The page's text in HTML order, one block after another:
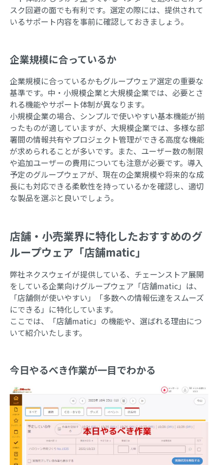
スク回避の面でも有利です。選定の際には、提供されて
いるサポート内容を事前に確認しておきましょう。
企業規模に合っているか
企業規模に合っているかもグループウェア選定の重要な
基準です。中・小規模企業と大規模企業では、必要とさ
れる機能やサポート体制が異なります。
小規模企業の場合、シンプルで使いやすい基本機能が揃
ったものが適していますが、大規模企業では、多様な部
署間の情報共有やプロジェクト管理ができる高度な機能
が求められることが多いです。また、ユーザー数の制限
や追加ユーザーの費用についても注意が必要です。導入
予定のグループウェアが、現在の企業規模や将来的な成
長にも対応できる柔軟性を持っているかを確認し、適切
な製品を選ぶと良いでしょう。
店舗・小売業界に特化したおすすめのグ
ループウェア「店舗matic」
弊社ネクスウェイが提供している、チェーンストア展開
をしている企業向けグループウェア「店舗matic」は、
「店舗側が使いやすい」「多数への情報伝達をスムーズ
にできる」に特化しています。
ここでは、「店舗matic」の機能や、選ばれる理由につ
いて紹介いたします。
今日やるべき作業が一目でわかる